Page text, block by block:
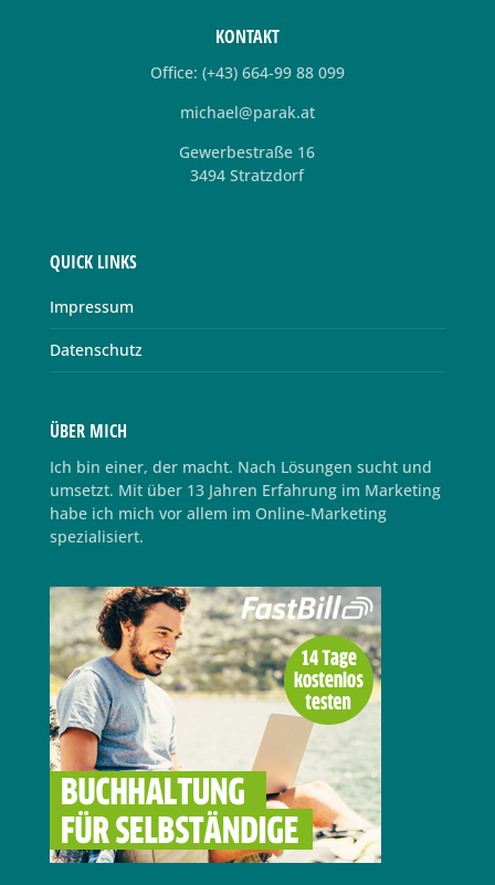
KONTAKT
Office: (+43) 664-99 88 099
michael@parak.at
Gewerbestraße 16
3494 Stratzdorf
QUICK LINKS
Impressum
Datenschutz
ÜBER MICH
Ich bin einer, der macht. Nach Lösungen sucht und
umsetzt. Mit über 13 Jahren Erfahrung im Marketing
habe ich mich vor allem im Online-Marketing
spezialisiert.